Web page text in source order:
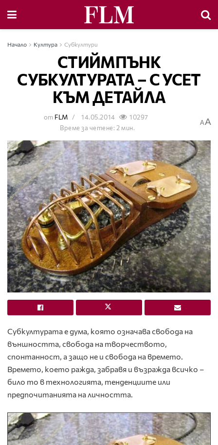
Начало Култура Субкултури
СТИЙМПЪНК
СУБКУЛТУРАТА – С УСЕТ
КЪМ ДЕТАЙЛА
от FLM 14.05.2014
10297
Време за четене: 2 мин.
AA
Субкултурата е дума, която означава свобода на
външността, свобода на творчеството,
спонтанност, а защо не и свобода на времето.
Времето, което ражда, забравя и възражда всичко –
било то в технологията, тенденциите или
предпочитанията на личността.